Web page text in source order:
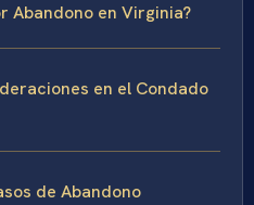
Abandono en Virginia?
en el Condado
de Abandono